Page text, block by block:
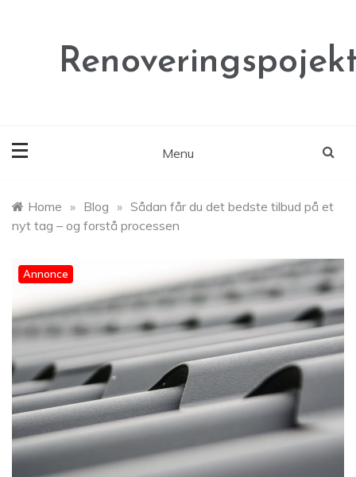
Menu
Home » Blog » Sådan får du det bedste tilbud på et
nyt tag – og forstå processen
Annonce